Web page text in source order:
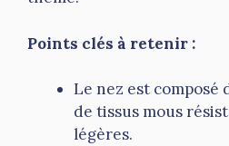
Points clés à retenir :
Le nez est composé
de tissus mous
légères.